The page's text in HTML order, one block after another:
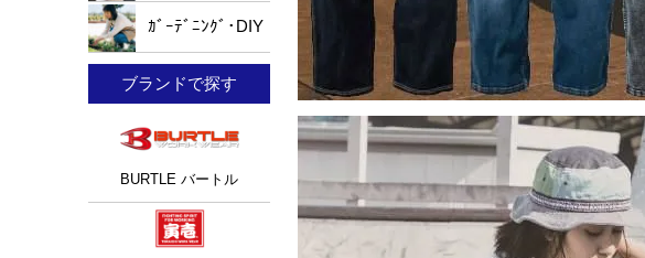
ｶﾞｰﾃﾞﾆﾝｸﾞ･DIY
ブランドで探す
BURTLE バートル